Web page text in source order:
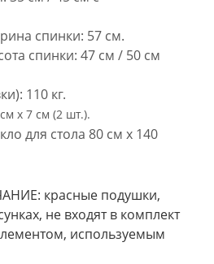
спинки: 57 см.
спинки: 47 см / 50 см
110 кг.
х 7 см (2 шт.).
для стола 80 см х 140
красные подушки,
не входят в комплект
используемым